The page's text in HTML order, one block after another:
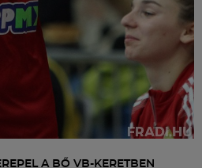
A BŐ VB-KERETBEN